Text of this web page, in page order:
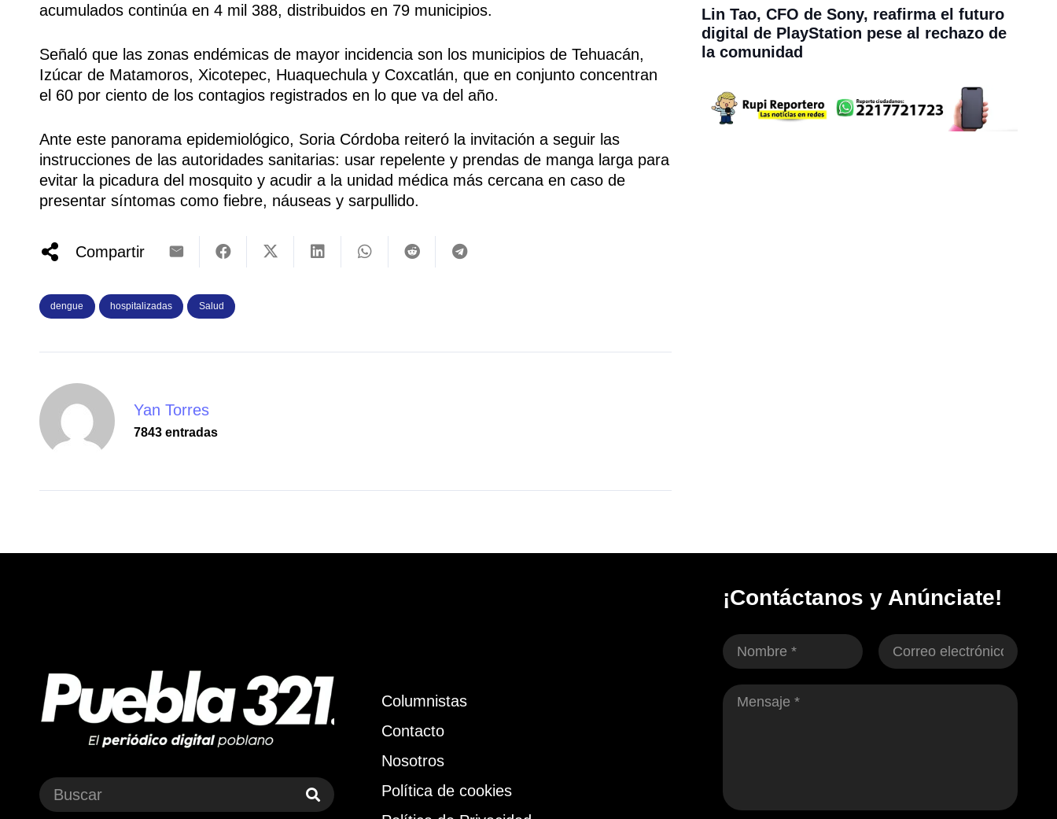
acumulados continúa en 4 mil 388, distribuidos en 79 municipios.
Señaló que las zonas endémicas de mayor incidencia son los municipios de Tehuacán,
Izúcar de Matamoros, Xicotepec, Huaquechula y Coxcatlán, que en conjunto concentran
el 60 por ciento de los contagios registrados en lo que va del año.
Ante este panorama epidemiológico, Soria Córdoba reiteró la invitación a seguir las
instrucciones de las autoridades sanitarias: usar repelente y prendas de manga larga para
evitar la picadura del mosquito y acudir a la unidad médica más cercana en caso de
presentar síntomas como fiebre, náuseas y sarpullido.
Compartir
dengue hospitalizadas Salud
Yan Torres
7843 entradas
Lin Tao, CFO de Sony, reafirma el futuro
digital de PlayStation pese al rechazo de
la comunidad
Columnistas
Contacto
Nosotros
Política de cookies
¡Contáctanos y Anúnciate!